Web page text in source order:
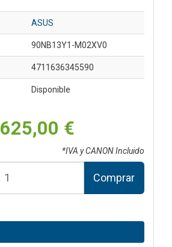
ASUS
90NB13Y1-M02XV0
4711636345590
Disponible
625,00 €
*IVA y CANON Incluido
Comprar